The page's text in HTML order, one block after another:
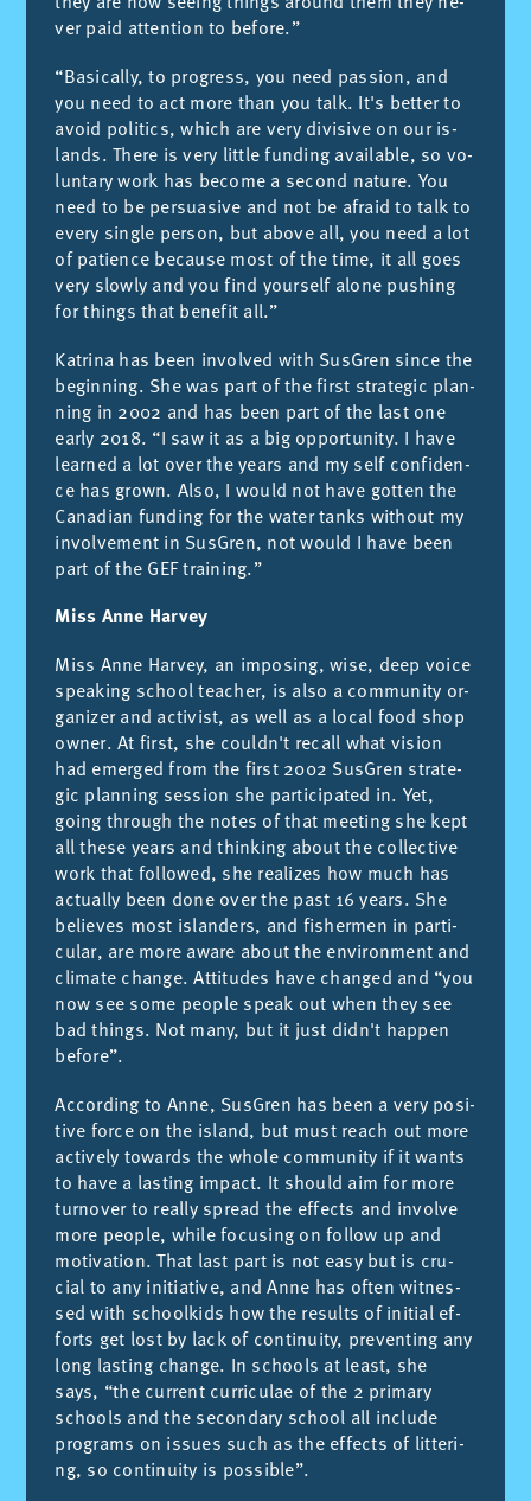
ver paid at­ten­tion to be­fo­re.”
“Ba­si­ca­lly, to pro­gress, you need pas­sion, and
you need to act more than you talk. It's bet­ter to
avoid po­li­tics, which are very di­vi­si­ve on our is­
lands. The­re is very little fun­ding avai­la­ble, so vo­
lun­tary work has be­co­me a se­cond na­tu­re. You
need to be per­sua­si­ve and not be afraid to talk to
every sin­gle per­son, but abo­ve all, you need a lot
of pa­tien­ce be­cau­se most of the time, it all goes
very slo­wly and you find your­self alo­ne pus­hing
for things that be­ne­fit all.”
Ka­tri­na has been in­vol­ved with Sus­Gren sin­ce the
be­gin­ning. She was part of the first stra­te­gic plan­
ning in 2002 and has been part of the last one
early 2018. “I saw it as a big op­por­tu­nity. I have
lear­ned a lot over the years and my self con­fi­den­
ce has grown. Also, I would not have got­ten the
Ca­na­dian fun­ding for the wa­ter tanks wit­hout my
in­vol­ve­ment in Sus­Gren, not would I have been
part of the GEF trai­ning.”
Miss Anne Harvey
Miss Anne Har­vey, an im­po­sing, wise, deep voi­ce
spea­king school tea­cher, is also a com­mu­nity or­
ga­ni­zer and ac­ti­vist, as well as a lo­cal food shop
ow­ner. At first, she could­n't re­call what vi­sion
had emer­ged from the first 2002 Sus­Gren stra­te­
gic plan­ning ses­sion she par­ti­ci­pa­ted in. Yet,
going th­rough the no­tes of that mee­ting she kept
all the­se years and thin­king about the co­llec­ti­ve
work that fo­llo­wed, she reali­zes how much has
ac­tua­lly been done over the past 16 years. She
be­lie­ves most is­lan­ders, and fis­her­men in par­ti­
cu­lar, are more awa­re about the en­vi­ron­ment and
cli­ma­te chan­ge. At­ti­tu­des have chan­ged and “you
now see some peo­ple speak out when they see
bad things. Not many, but it just did­n't hap­pen
be­fo­re”.
Ac­cor­ding to Anne, Sus­Gren has been a very po­si­
ti­ve for­ce on the is­land, but must reach out more
ac­ti­vely to­wards the who­le com­mu­nity if it wants
to have a las­ting im­pact. It should aim for more
tur­no­ver to really spread the ef­fects and in­vol­ve
more peo­ple, whi­le fo­cu­sing on fo­llow up and
mo­ti­va­tion. That last part is not easy but is cru­
cial to any initia­ti­ve, and Anne has of­ten wit­nes­
sed with school­kids how the re­sults of initial ef­
forts get lost by lack of con­ti­nuity, pre­ven­ting any
long las­ting chan­ge. In schools at least, she
says, “the cu­rrent cu­rri­cu­lae of the 2 pri­mary
schools and the se­con­dary school all in­clu­de
pro­grams on is­sues such as the ef­fects of lit­te­ri­
ng, so con­ti­nuity is pos­si­ble”.